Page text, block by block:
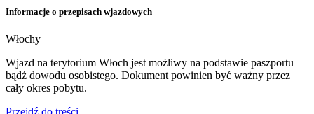
Informacje o przepisach wjazdowych
Włochy
Wjazd na terytorium Włoch jest możliwy na podstawie paszportu
bądź dowodu osobistego. Dokument powinien być ważny przez
cały okres pobytu.
Przejdź do treści